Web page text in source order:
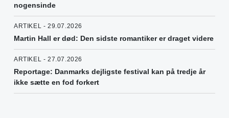
nogensinde
ARTIKEL - 29.07.2026
Martin Hall er død: Den sidste romantiker er draget videre
ARTIKEL - 27.07.2026
Reportage: Danmarks dejligste festival kan på tredje år
ikke sætte en fod forkert